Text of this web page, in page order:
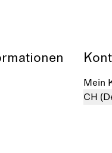
Mein
CH